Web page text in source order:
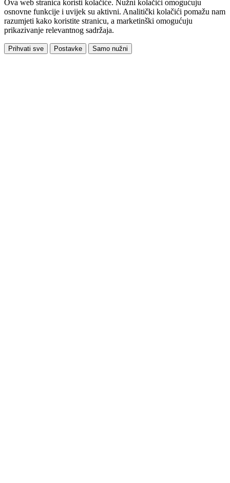
Ova web stranica koristi kolačiće. Nužni kolačići omogućuju
osnovne funkcije i uvijek su aktivni. Analitički kolačići pomažu nam
razumjeti kako koristite stranicu, a marketinški omogućuju
prikazivanje relevantnog sadržaja.
Prihvati sve Postavke Samo nužni